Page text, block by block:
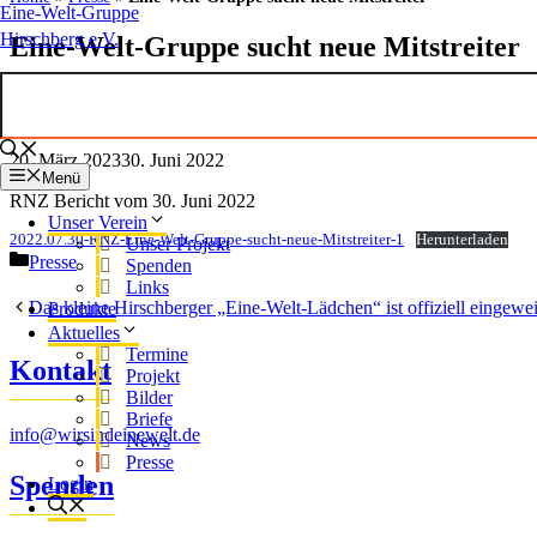
Eine-Welt-Gruppe
Hirschberg e.V.
Menü
Unser Verein
Unser Projekt
Spenden
Links
Produkte
Aktuelles
Termine
Projekt
Bilder
Briefe
News
Presse
Login
Eine-Welt-Gruppe sucht neue Mitstreiter
20. März 202330. Juni 2022
RNZ Bericht vom 30. Juni 2022
2022.07.30-RNZ-Eine-Welt-Gruppe-sucht-neue-Mitstreiter-1 Herunterladen
Kategorien
Presse
Das kleine Hirschberger „Eine-Welt-Lädchen“ ist offiziell
Kontakt
info@wirsindeinewelt.de
Spenden